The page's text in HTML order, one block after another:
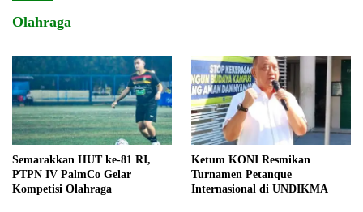
Olahraga
Semarakkan HUT ke-81 RI,
PTPN IV PalmCo Gelar
Kompetisi Olahraga
Ketum KONI Resmikan
Turnamen Petanque
Internasional di UNDIKMA